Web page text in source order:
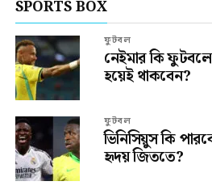
SPORTS BOX
ফুটবল
নেইমার কি
হয়েই থাকবেন?
ফুটবল
ভিনিসিয়ুস কি
হৃদয় জিততে?